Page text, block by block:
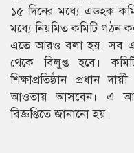
১৫ দিনের মধ্যে এডহক
মধ্যে নিয়মিত কমিটি গঠন
এতে আরও বলা হয়, সব
থেকে বিলুপ্ত হবে।
শিক্ষাপ্রতিষ্ঠান প্রধান
আওতায় আসবেন। এ
বিজ্ঞপ্তিতে জানানো হয়।